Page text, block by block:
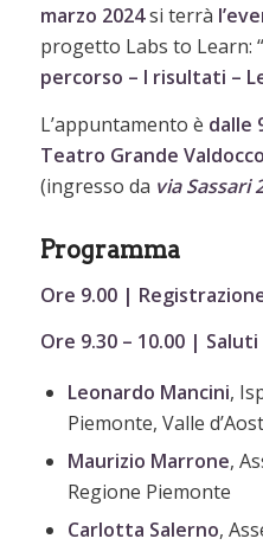
marzo 2024si terrà
progetto Labs to Learn: “
percorso – I risultati –
L’appuntamento è dalle
Teatro Grande Valdocco
(ingresso da via Sassari
Programma
Ore 9.00 |
Ore 9.30 – 10.00 |
Leonardo Mancini,
Piemonte, Valle
Maurizio Marrone,
Regione Piemonte
Carlotta Salerno,